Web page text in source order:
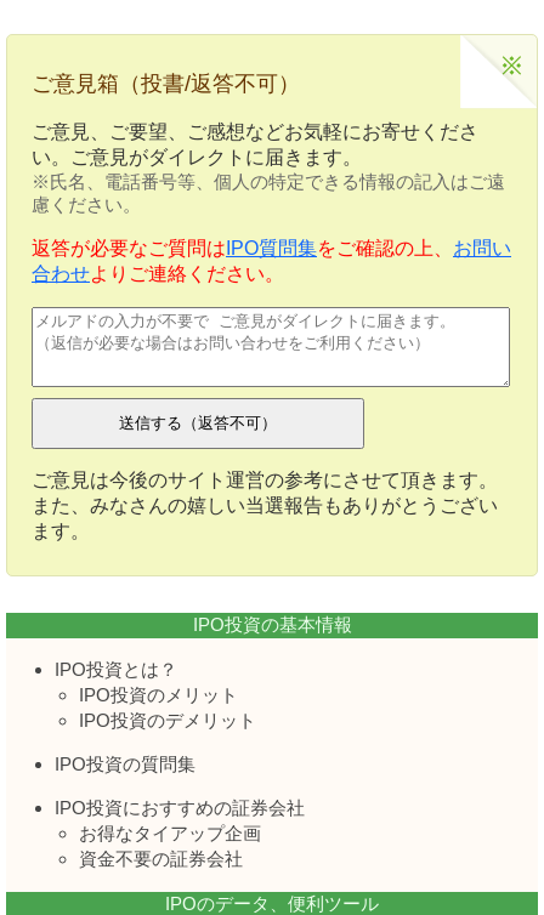
ご意見箱（投書/返答不可）
ご意見、ご要望、ご感想などお気軽にお寄せくださ
い。ご意見がダイレクトに届きます。
※氏名、電話番号等、個人の特定できる情報の記入はご遠
慮ください。
返答が必要なご質問は IPO質問集をご確認の上、 お問い
合わせよりご連絡ください。
ご意見は今後のサイト運営の参考にさせて頂きます。
また、みなさんの嬉しい当選報告もありがとうござい
ます。
IPO投資の基本情報
IPO投資とは？
IPO投資のメリット
IPO投資のデメリット
IPO投資の質問集
IPO投資におすすめの証券会社
お得なタイアップ企画
資金不要の証券会社
IPOのデータ、便利ツール